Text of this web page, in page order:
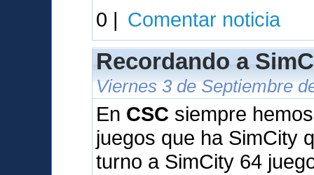
0 | Comentar noticia
Recordando a
Viernes 3 de Septiembre
En CSC siempre
juegos que ha SimCity
turno a SimCity 64